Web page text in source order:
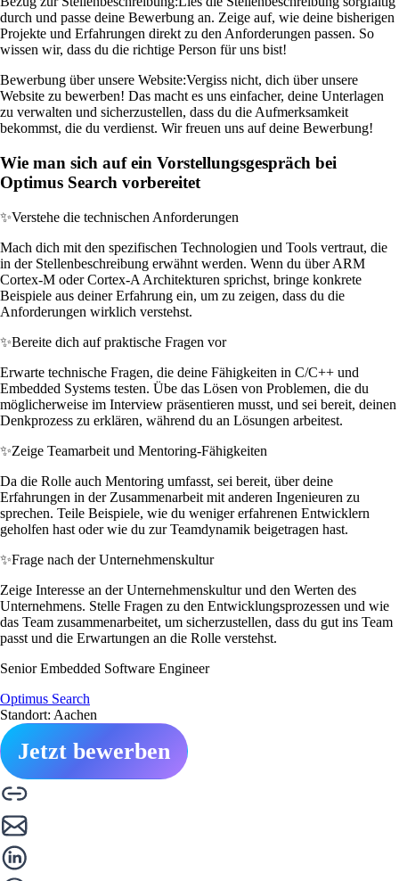
durch und passe deine Bewerbung an. Zeige auf, wie deine bisherigen
Projekte und Erfahrungen direkt zu den Anforderungen passen. So
wissen wir, dass du die richtige Person für uns bist!
Bewerbung über unsere Website:Vergiss nicht, dich über unsere
Website zu bewerben! Das macht es uns einfacher, deine Unterlagen
zu verwalten und sicherzustellen, dass du die Aufmerksamkeit
bekommst, die du verdienst. Wir freuen uns auf deine Bewerbung!
Wie man sich auf ein Vorstellungsgespräch bei
Optimus Search vorbereitet
✨Verstehe die technischen Anforderungen
Mach dich mit den spezifischen Technologien und Tools vertraut, die
in der Stellenbeschreibung erwähnt werden. Wenn du über ARM
Cortex-M oder Cortex-A Architekturen sprichst, bringe konkrete
Beispiele aus deiner Erfahrung ein, um zu zeigen, dass du die
Anforderungen wirklich verstehst.
✨Bereite dich auf praktische Fragen vor
Erwarte technische Fragen, die deine Fähigkeiten in C/C++ und
Embedded Systems testen. Übe das Lösen von Problemen, die du
möglicherweise im Interview präsentieren musst, und sei bereit, deinen
Denkprozess zu erklären, während du an Lösungen arbeitest.
✨Zeige Teamarbeit und Mentoring-Fähigkeiten
Da die Rolle auch Mentoring umfasst, sei bereit, über deine
Erfahrungen in der Zusammenarbeit mit anderen Ingenieuren zu
sprechen. Teile Beispiele, wie du weniger erfahrenen Entwicklern
geholfen hast oder wie du zur Teamdynamik beigetragen hast.
✨Frage nach der Unternehmenskultur
Zeige Interesse an der Unternehmenskultur und den Werten des
Unternehmens. Stelle Fragen zu den Entwicklungsprozessen und wie
das Team zusammenarbeitet, um sicherzustellen, dass du gut ins Team
passt und die Erwartungen an die Rolle verstehst.
Senior Embedded Software Engineer
Optimus Search
Standort: Aachen
Jetzt bewerben